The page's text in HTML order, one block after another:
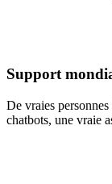
Support
De vraies
chatbots, une vraie